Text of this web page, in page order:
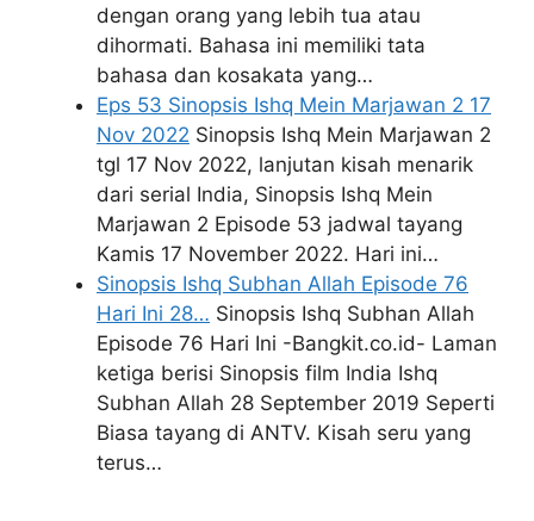
dengan orang yang lebih tua atau
dihormati. Bahasa ini memiliki tata
bahasa dan kosakata yang…
Eps 53 Sinopsis Ishq Mein Marjawan 2 17
Nov 2022 Sinopsis Ishq Mein Marjawan 2
tgl 17 Nov 2022, lanjutan kisah menarik
dari serial India, Sinopsis Ishq Mein
Marjawan 2 Episode 53 jadwal tayang
Kamis 17 November 2022. Hari ini…
Sinopsis Ishq Subhan Allah Episode 76
Hari Ini 28… Sinopsis Ishq Subhan Allah
Episode 76 Hari Ini -Bangkit.co.id- Laman
ketiga berisi Sinopsis film India Ishq
Subhan Allah 28 September 2019 Seperti
Biasa tayang di ANTV. Kisah seru yang
terus…